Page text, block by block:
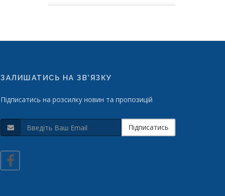
ЗАЛИШАТИСЬ НА ЗВ'ЯЗКУ
Підписатись на розсилку новин та пропозицій
Підписатись